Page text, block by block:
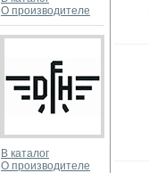
О производителе
В каталог
О производителе